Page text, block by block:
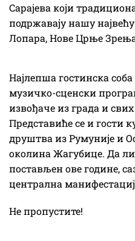
Сарајева који
подржавају нашу
Лопара, Нове Црње
Најлепша гостинска
музичко-сценски
извођаче из града и
Представиће се и гости
друштва из Румуније и
околина Жагубице. Да
постављен ове године,
централна
Не пропустите!